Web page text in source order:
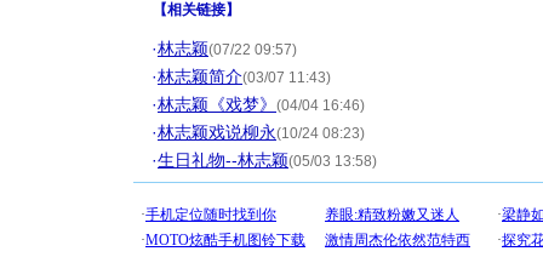
【相关链接】
·林志颖(07/22 09:57)
·林志颖简介(03/07 11:43)
·林志颖《戏梦》 (04/04 16:46)
·林志颖戏说柳永(10/24 08:23)
·生日礼物--林志颖(05/03 13:58)